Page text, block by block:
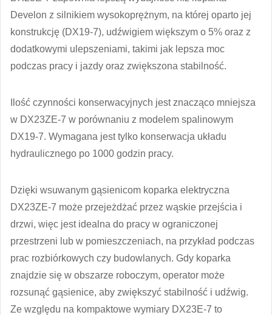
Develon z silnikiem wysokoprężnym, na której oparto jej
konstrukcję (DX19-7), udźwigiem większym o 5% oraz z
dodatkowymi ulepszeniami, takimi jak lepsza moc
podczas pracy i jazdy oraz zwiększona stabilność.
Ilość czynności konserwacyjnych jest znacząco mniejsza
w DX23ZE-7 w porównaniu z modelem spalinowym
DX19-7. Wymagana jest tylko konserwacja układu
hydraulicznego po 1000 godzin pracy.
Dzięki wsuwanym gąsienicom koparka elektryczna
DX23ZE-7 może przejeżdżać przez wąskie przejścia i
drzwi, więc jest idealna do pracy w ograniczonej
przestrzeni lub w pomieszczeniach, na przykład podczas
prac rozbiórkowych czy budowlanych. Gdy koparka
znajdzie się w obszarze roboczym, operator może
rozsunąć gąsienice, aby zwiększyć stabilność i udźwig.
Ze względu na kompaktowe wymiary DX23E-7 to